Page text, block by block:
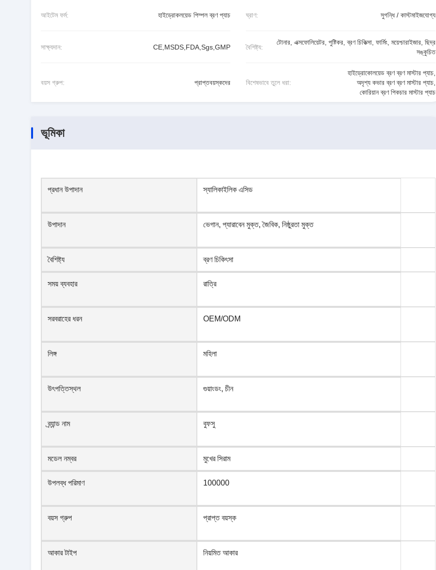
আইটেম ফর্ম: হাইড্রোকলয়েড পিম্পল ব্রণ প্যাচ ঘ্রাণ: সুগন্ধি / কাস্টমাইজযোগ্য
সাক্ষ্যদান: CE,MSDS,FDA,Sgs,GMP বৈশিষ্ট্য:
টোনার, এক্সফোলিয়েটর, পুষ্টিকর, ব্রণ চিকিত্সা, ফার্মিং, ময়েশ্চারাইজার, ছিদ্র
সঙ্কুচিত
বয়স গ্রুপ: প্রাপ্তবয়স্কদের বিশেষভাবে তুলে ধরা:
হাইড্রোকোলয়েড ব্রণ ব্রণ মাস্টার প্যাচ
অদৃশ্য কভার ব্রণ ব্রণ মাস্টার প্যাচ
কোরিয়ান ব্রণ পিকচার মাস্টার প্যাচ
ভূমিকা
প্রধান উপাদান স্যালিকাইলিক এসিড
উপাদান ভেগান, প্যারাবেন মুক্ত, জৈবিক, নিষ্ঠুরতা মুক্ত
বৈশিষ্ট্য ব্রণ চিকিৎসা
সময় ব্যবহার রাত্রি
সরবরাহের ধরন OEM/ODM
লিঙ্গ মহিলা
উৎপত্তিস্থল গুয়াংডং, চীন
ব্র্যান্ড নাম বুফসু
মডেল নম্বর মুখের সিরাম
উপলব্ধ পরিমাণ 100000
বয়স গ্রুপ প্রাপ্ত বয়স্ক
আকার টাইপ নিয়মিত আকার